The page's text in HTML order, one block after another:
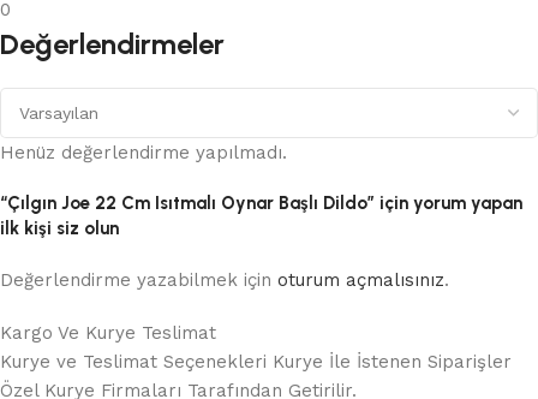
0
Değerlendirmeler
Henüz değerlendirme yapılmadı.
“Çılgın Joe 22 Cm Isıtmalı Oynar Başlı Dildo” için yorum yapan
ilk kişi siz olun
Değerlendirme yazabilmek için oturum açmalısınız.
Kargo Ve Kurye Teslimat
Kurye ve Teslimat Seçenekleri Kurye İle İstenen Siparişler
Özel Kurye Firmaları Tarafından Getirilir.